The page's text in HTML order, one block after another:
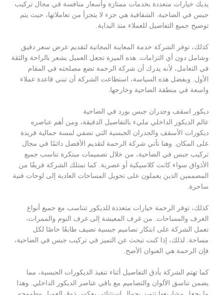
يديك خيارات متعددة بخدمات ممتازة وأسعار منافسة في مجال تركيب
جبس في الضاحية. الشفافية هي جزء لا يتجزأ من تعاملاتها، حيث يتم
توضيح جميع التفاصيل للعملاء منذ البداية.
كذلك، توفر الشركة خدمة المعاينة المجانية لتقديم عرض سعر دقيق
وشامل دون أي التزامات. هذه الميزة تجعل العميل يشعر بالراحة والثقة
في التعامل، لأنه يدرك أن شركة الرحمة تضع مصلحته في المقام
الأول. وبفضل هذه السياسة، استطاعت الشركة أن تبني قاعدة عملاء
واسعة في منطقة الضاحية وخارجها.
ديكور اسقف وجدران جبس بورد في الضاحية
عالم الديكور الداخلي مليء بالتفاصيل الدقيقة، ومن أهم عناصره
ديكورات الأسقف والجدران الجبسية التي تضفي لمسة جمالية فريدة
على المكان. وهنا تأتي شركة الرحمة لتقديم الأفضل دائمًا في مجال
تركيب جبس في الضاحية، من خلال تصميمات مبتكرة تناسب جميع
الأذواق سواء كانت كلاسيكية أو عصرية. كما تمتلك الشركة فريقًا من
المصممين الذين يعملون على تحويل المساحات العادية إلى لوحات فنية
ساحرة.
كذلك، توفر الرحمة خيارات متعددة للديكور تتناسب مع جميع أنواع
الغرف والمساحات. من غرف المعيشة إلى غرف النوم والممرات،
تعمل الشركة على ابتكار تصاميم جبسية تضيف طابعًا خاصًا لكل
مساحة. لذلك، إذا كنت تبحث عن التميز في تركيب جبس في الضاحية،
فإن الرحمة هي العنوان الأصح.
كما تهتم الشركة بأدق التفاصيل أثناء تنفيذ الديكورات الجبسية، مما
يضمن تناسق الألوان والتصاميم مع باقي عناصر الديكور الداخلي. وهذا